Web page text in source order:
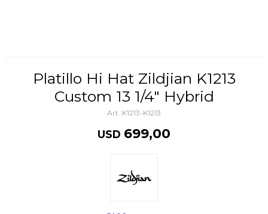
Platillo Hi Hat Zildjian K1213
Custom 13 1/4" Hybrid
K1213-K1213
USD 699,00